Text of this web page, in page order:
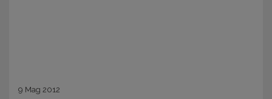
9 Mag 2012